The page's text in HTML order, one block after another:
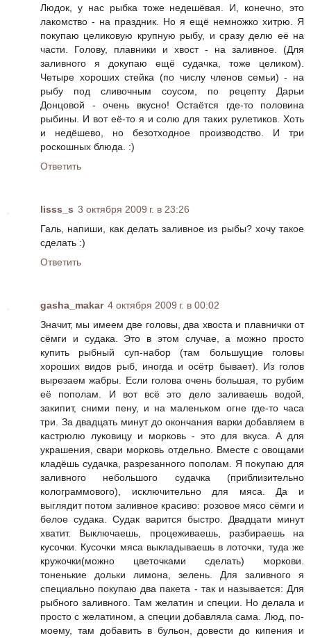
Людок, у нас рыбка тоже недешёвая. И, конечно, это
лакомство - на праздник. Но я ещё немножко хитрю. Я
покупаю целиковую крупную рыбу, и сразу делю её на
части. Голову, плавники и хвост - на заливное. (Для
заливного я докупаю ещё судачка, тоже целиком).
Четыре хороших стейка (по числу членов семьи) - на
рыбу под сливочным соусом, по рецепту Дарьи
Донцовой - очень вкусно! Остаётся где-то половина
рыбины. И вот её-то я и солю для таких рулетиков. Хоть
и недёшево, но безотходное производство. И три
роскошных блюда. :)
Ответить
lisss_s 3 октября 2009 г. в 23:26
Галь, напиши, как делать заливное из рыбы? хочу такое
сделать :)
Ответить
gasha_makar 4 октября 2009 г. в 00:02
Значит, мы имеем две головы, два хвоста и плавнички от
сёмги и судака. Это в этом случае, а можно просто
купить рыбный суп-набор (там большущие головы
хороших видов рыб, иногда и осётр бывает). Из голов
вырезаем жабры. Если голова очень большая, то рубим
её пополам. И вот всё это дело заливаешь водой,
закипит, сними пену, и на маленьком огне где-то часа
три. За двадцать минут до окончания варки добавляем в
кастрюлю луковицу и морковь - это для вкуса. А для
украшения, свари морковь отдельно. Вместе с овощами
кладёшь судачка, разрезанного пополам. Я покупаю для
заливного небольшого судачка (приблизительно
колограммового), исключительно для мяса. Да и
выглядит потом заливное красиво: розовое мясо сёмги и
белое судака. Судак варится быстро. Двадцати минут
хватит. Выключаешь, процеживаешь, разбираешь на
кусочки. Кусочки мяса выкладываешь в лоточки, туда же
кружочки(можно цветочками сделать) моркови.
тоненькие дольки лимона, зелень. Для заливного я
специально покупаю два пакета - так и называется: Для
рыбного заливного. Там желатин и специи. Но делала и
просто с желатином, а специи добавляла сама. Люд, по-
моему, там добавить в бульон, довести до кипения и